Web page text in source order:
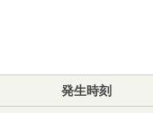
発生時刻